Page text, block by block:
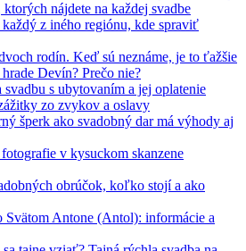
nájdete na každej svadbe
z iného regiónu, kde spraviť
rodín. Keď sú neznáme, je to ťažšie
Devín? Prečo nie?
svadbu s ubytovaním a jej oplatenie
zo zvykov a oslavy
šperk ako svadobný dar má výhody aj
v kysuckom skanzene
obrúčok, koľko stojí a ako
Svätom Antone (Antol): informácie a